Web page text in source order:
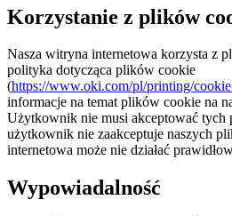
Korzystanie z plików
Nasza witryna internetowa korzysta z
polityka dotycząca plików cookie
(https://www.oki.com/pl/printing/
informacje na temat plików cookie na
Użytkownik nie musi akceptować tych
użytkownik nie zaakceptuje naszych
internetowa może nie działać
Wypowiadalność